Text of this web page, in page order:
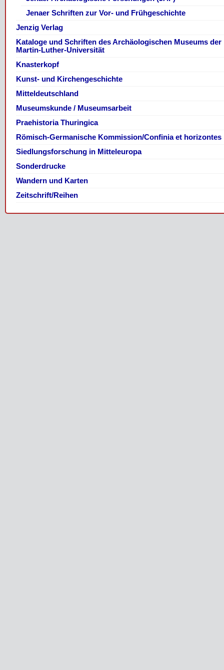
Jenaer Schriften zur Vor- und Frühgeschichte
Jenzig Verlag
Kataloge und Schriften des Archäologischen Museums der
Martin-Luther-Universität
Knasterkopf
Kunst- und Kirchengeschichte
Mitteldeutschland
Museumskunde / Museumsarbeit
Praehistoria Thuringica
Römisch-Germanische Kommission/Confinia et horizontes
Siedlungsforschung in Mitteleuropa
Sonderdrucke
Wandern und Karten
Zeitschrift/Reihen